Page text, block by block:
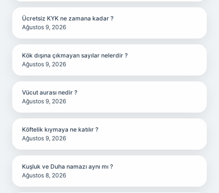
Ücretsiz KYK ne zamana kadar ?
Ağustos 9, 2026
Kök dışına çıkmayan sayılar nelerdir ?
Ağustos 9, 2026
Vücut aurası nedir ?
Ağustos 9, 2026
Köftelik kıymaya ne katılır ?
Ağustos 9, 2026
Kuşluk ve Duha namazı aynı mı ?
Ağustos 8, 2026